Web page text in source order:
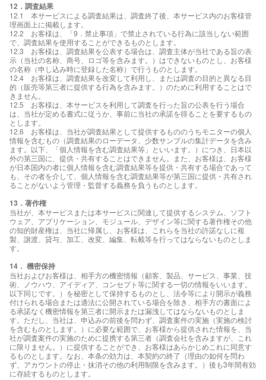
12．調査結果
12.1 本サービスによる調査結果は、調査終了後、本サービス内のお客様管
理画面上に掲載します。
12.2 お客様は、「9．禁止事項」で禁止されている行為に該当しない範囲
で、調査結果を使用することができるものとします。
12.3 お客様は、調査結果を公表する場合は、調査主体が当社である旨の表
示（当社の名称、商号、ロゴ等を含みます。）はできないものとし、お客様
の名称（申し込み時に登録した名称）で行うものとします。
12.4 お客様は、調査結果を改変して利用し、または調査の目的と異なる目
的（販売等第三者に提供する行為を含みます。）のために利用することはで
きません。
12.5 お客様は、本サービスを利用して調査を行った旨の公表を行う場合
は、当社が定める書式に従うか、事前に当社の承諾を得ることを要するもの
とします。
12.6 お客様は、当社が調査結果として提供するもののうちモニターの個人
情報を含むもの（調査結果のローデータ、少数サンプルの集計データを含み
ます。以下、「個人情報を含む調査結果等」といいます。）につき、日本以
外の第三国に、提供・共有することはできません。また、お客様は、お客様
が日本国内の者に個人情報を含む調査結果等を提供・共有する場合であって
も、その者を介して、個人情報を含む調査結果等が第三国に提供・共有され
ることがないよう管理・監督する義務を負うものとします。
13．著作権
当社が、本サービスまたは本サービスに関連して提供するシステム、ソフト
ウェア、アプリケーション、モジュール、デザイン等に関する著作権その他
の知的財産権は、当社に帰属し、お客様は、これらを当社の許諾なしに複
製、譲渡、貸与、加工、改変、編集、転載等を行ってはならないものとしま
す。
14． 機密保持
当社およびお客様は、相手方の機密情報（顧客、製品、サービス、事業、技
術、ノウハウ、アイディア、コンセプト等に関する一切の情報をいいます。
以下同じです。）を秘密として保持するものとし、法令等により開示が義務
付けられる場合または適法に公開されている場合を除き、相手方の書面によ
る承諾なく機密情報を第三者に開示または漏洩してはならないものとしま
す。ただし、当社は、申込みの前後を問わず、調査案件の実施（実施の検討
を含むものとします。）に必要な範囲で、お客様から提供された情報を、当
社が調査案件の実施のために提携する第三者（調査会社を含みますが、これ
に限りません。）に提供することができ、お客様はあらかじめこれに同意す
るものとします。なお、本条の効力は、本契約の終了（理由の如何を問わ
ず、アカウントの停止・抹消その他の利用制限を含みます。）後も3年間有効
に存続するものとします。